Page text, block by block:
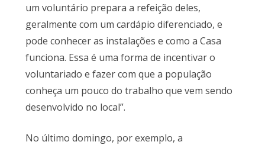
um voluntário prepara a refeição deles,
geralmente com um cardápio diferenciado, e
pode conhecer as instalações e como a Casa
funciona. Essa é uma forma de incentivar o
voluntariado e fazer com que a população
conheça um pouco do trabalho que vem sendo
desenvolvido no local”.
No último domingo, por exemplo, a